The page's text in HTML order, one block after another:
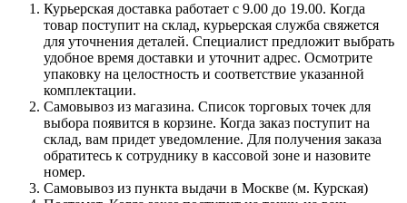
Курьерская доставка работает с 9.00 до 19.00. Когда
товар поступит на склад, курьерская служба свяжется
для уточнения деталей. Специалист предложит выбрать
удобное время доставки и уточнит адрес. Осмотрите
упаковку на целостность и соответствие указанной
комплектации.
Самовывоз из магазина. Список торговых точек для
выбора появится в корзине. Когда заказ поступит на
склад, вам придет уведомление. Для получения заказа
обратитесь к сотруднику в кассовой зоне и назовите
номер.
Самовывоз из пункта выдачи в Москве (м. Курская)